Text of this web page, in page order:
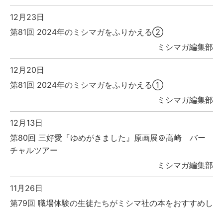
12月23日
第81回 2024年のミシマガをふりかえる②
ミシマガ編集部
12月20日
第81回 2024年のミシマガをふりかえる①
ミシマガ編集部
12月13日
第80回 三好愛『ゆめがきました』原画展＠高崎 バー
チャルツアー
ミシマガ編集部
11月26日
第79回 職場体験の生徒たちがミシマ社の本をおすすめし